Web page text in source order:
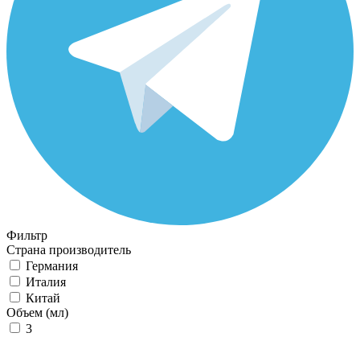
Фильтр
Страна производитель
Германия
Италия
Китай
Объем (мл)
3